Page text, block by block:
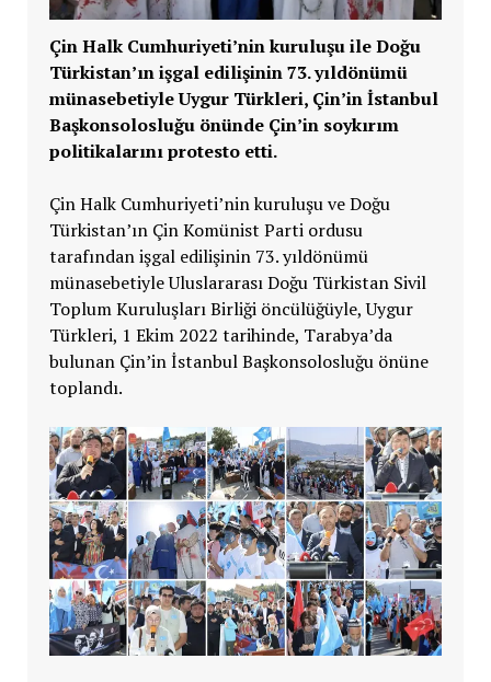
Çin Halk Cumhuriyeti’nin kuruluşu ile Doğu
Türkistan’ın işgal edilişinin 73. yıldönümü
münasebetiyle Uygur Türkleri, Çin’in İstanbul
Başkonsolosluğu önünde Çin’in soykırım
politikalarını protesto etti.
Çin Halk Cumhuriyeti’nin kuruluşu ve Doğu
Türkistan’ın Çin Komünist Parti ordusu
tarafından işgal edilişinin 73. yıldönümü
münasebetiyle Uluslararası Doğu Türkistan Sivil
Toplum Kuruluşları Birliği öncülüğüyle, Uygur
Türkleri, 1 Ekim 2022 tarihinde, Tarabya’da
bulunan Çin’in İstanbul Başkonsolosluğu önüne
toplandı.